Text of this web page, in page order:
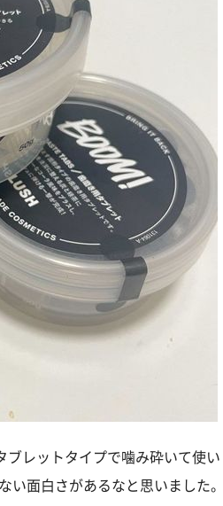
ブレットタイプで噛み砕いて使い
い面白さがあるなと思いました。